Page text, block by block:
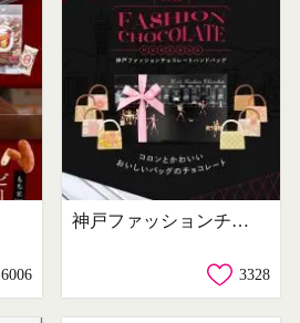
6006
神戸ファッションチョコレート ハンドバッグ
3328